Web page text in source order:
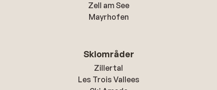
Zell am See
Mayrhofen
Skiområder
Zillertal
Les Trois Vallees